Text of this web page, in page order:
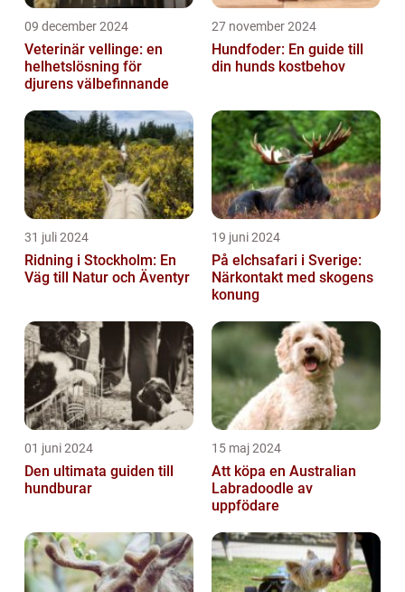
09 december 2024
Veterinär vellinge: en
helhetslösning för
djurens välbefinnande
27 november 2024
Hundfoder: En guide till
din hunds kostbehov
31 juli 2024
Ridning i Stockholm: En
Väg till Natur och Äventyr
19 juni 2024
På elchsafari i Sverige:
Närkontakt med skogens
konung
01 juni 2024
Den ultimata guiden till
hundburar
15 maj 2024
Att köpa en Australian
Labradoodle av
uppfödare